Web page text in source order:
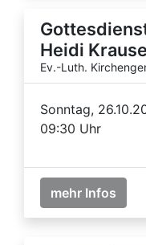
Heidi
Ev.-Luth.
Sonntag,
09:30 Uhr
mehr Infos